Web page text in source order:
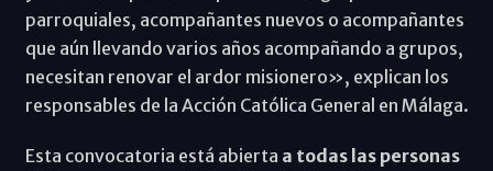
parroquiales, acompañantes nuevos o acompañantes
que aún llevando varios años acompañando a grupos,
necesitan renovar el ardor misionero», explican los
responsables de la Acción Católica General en Málaga.
Esta convocatoria está abierta a todas las personas